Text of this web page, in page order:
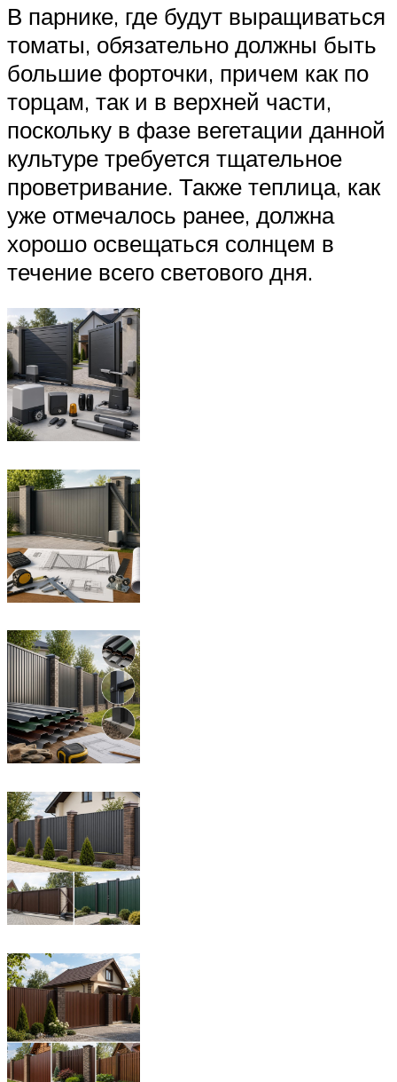
В парнике, где будут выращиваться
томаты, обязательно должны быть
большие форточки, причем как по
торцам, так и в верхней части,
поскольку в фазе вегетации данной
культуре требуется тщательное
проветривание. Также теплица, как
уже отмечалось ранее, должна
хорошо освещаться солнцем в
течение всего светового дня.